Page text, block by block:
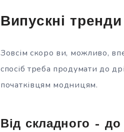
Випускнітренди
Зовсім скоро ви, можливо,
спосіб треба продумати до
початківцям модницям.
Від складного –